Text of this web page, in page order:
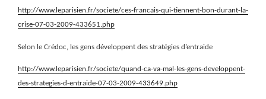
http://www.leparisien.fr/societe/ces-francais-qui-tiennent-bon-durant-la-
crise-07-03-2009-433651.php
Selon le Crédoc, les gens développent des stratégies d’entraide
http://www.leparisien.fr/societe/quand-ca-va-mal-les-gens-developpent-
des-strategies-d-entraide-07-03-2009-433649.php